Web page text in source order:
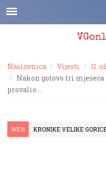
Naslovnica Vijesti
11.
Nakon gotovo tri mjeseca
provalio …
WEB KRONIKE VELIKE